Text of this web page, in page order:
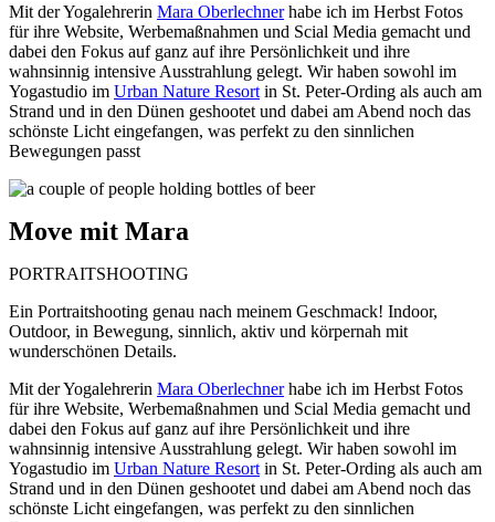
Mit der Yogalehrerin Mara Oberlechnerhabe ich im Herbst Fotos
für ihre Website, Werbemaßnahmen und Scial Media gemacht und
dabei den Fokus auf ganz auf ihre Persönlichkeit und ihre
wahnsinnig intensive Ausstrahlung gelegt. Wir haben sowohl im
Yogastudio im Urban Nature Resort in St. Peter-Ording als auch am
Strand und in den Dünen geshootet und dabei am Abend noch das
schönste Licht eingefangen, was perfekt zu den sinnlichen
Bewegungen passt
Move mit Mara
PORTRAITSHOOTING
Ein Portraitshooting genau nach meinem Geschmack! Indoor,
Outdoor, in Bewegung, sinnlich, aktiv und körpernah mit
wunderschönen Details.
Mit der Yogalehrerin Mara Oberlechnerhabe ich im Herbst Fotos
für ihre Website, Werbemaßnahmen und Scial Media gemacht und
dabei den Fokus auf ganz auf ihre Persönlichkeit und ihre
wahnsinnig intensive Ausstrahlung gelegt. Wir haben sowohl im
Yogastudio im Urban Nature Resort in St. Peter-Ording als auch am
Strand und in den Dünen geshootet und dabei am Abend noch das
schönste Licht eingefangen, was perfekt zu den sinnlichen